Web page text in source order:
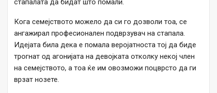
стапалата да бидат што помали.
Кога семејството можело да си го дозволи тоа, се
ангажирал професионален подврзувач на стапала.
Идејата била дека е помала веројатноста тој да биде
трогнат од агонијата на девојката отколку некој член
на семејството, а тоа ќе им овозможи поцврсто да ги
врзат нозете.